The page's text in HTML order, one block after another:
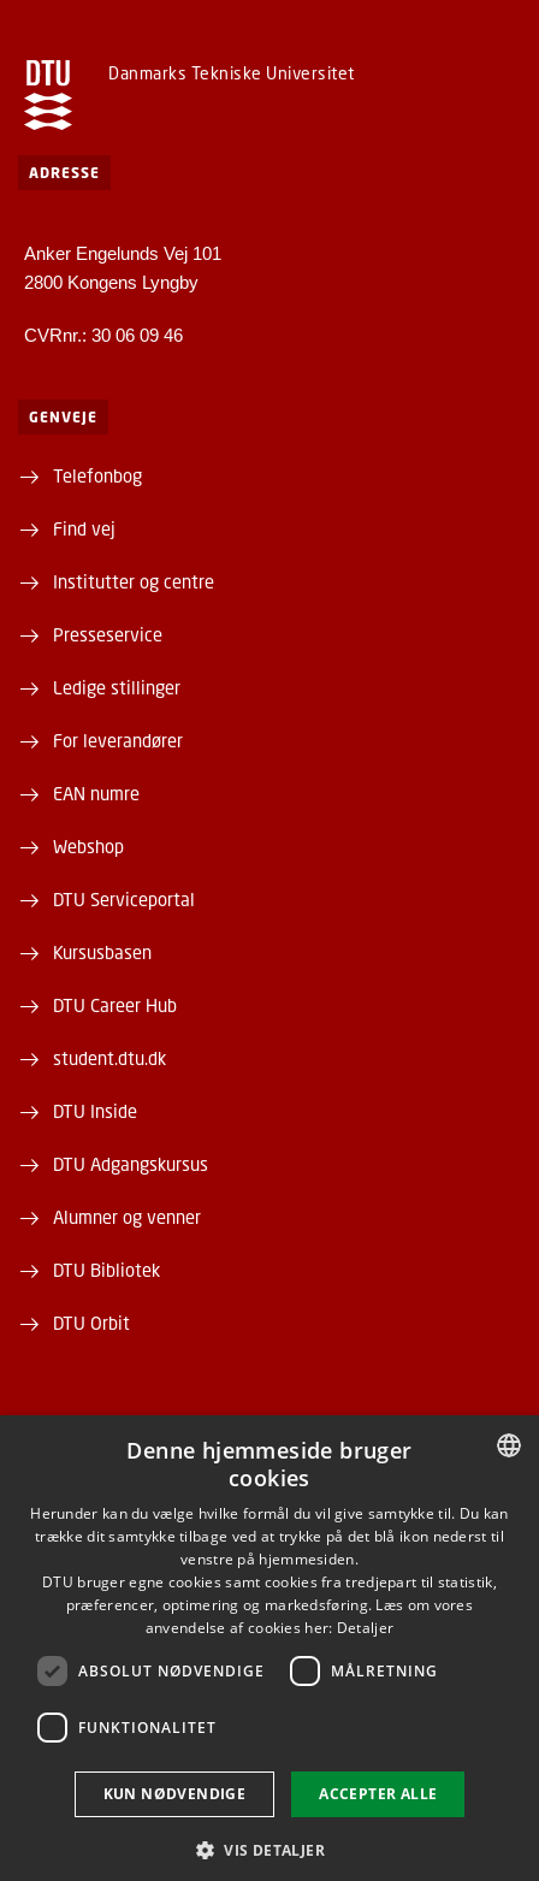
Danmarks Tekniske Universitet
ADRESSE
Anker Engelunds Vej 101
2800 Kongens Lyngby
CVRnr.: 30 06 09 46
GENVEJE
Telefonbog
Find vej
Institutter og centre
Presseservice
Ledige stillinger
For leverandører
EAN numre
Webshop
DTU Serviceportal
Kursusbasen
DTU Career Hub
student.dtu.dk
DTU Inside
DTU Adgangskursus
Alumner og venner
DTU Bibliotek
DTU Orbit
FACEBOOK
INSTAGRAM
LINKEDIN
YOUTUBE
Tilgængelighedserklæring
DANISH
ENGLISH
Denne hjemmeside bruger
cookies
Herunder kan du vælge hvilke formål du vil give samtykke til. Du kan
trække dit samtykke tilbage ved at trykke på det blå ikon nederst til
venstre på hjemmesiden.
DTU bruger egne cookies samt cookies fra tredjepart til statistik,
præferencer, optimering og markedsføring. Læs om vores
anvendelse af cookies her: Detaljer
ABSOLUT NØDVENDIGE MÅLRETNING
FUNKTIONALITET
ACCEPTER ALLE
KUN NØDVENDIGE
VIS DETALJER